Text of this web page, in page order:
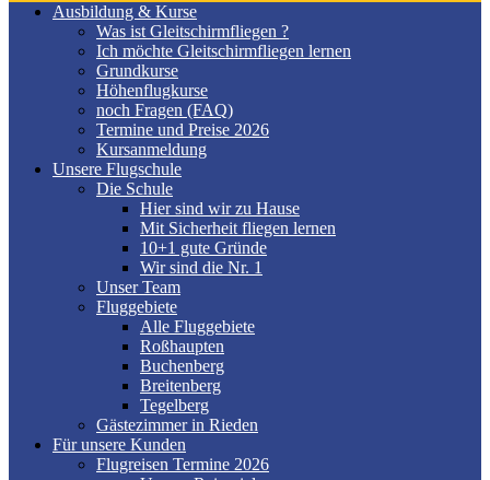
Ausbildung & Kurse
Was ist Gleitschirmfliegen ?
Ich möchte Gleitschirmfliegen lernen
Grundkurse
Höhenflugkurse
noch Fragen (FAQ)
Termine und Preise 2026
Kursanmeldung
Unsere Flugschule
Die Schule
Hier sind wir zu Hause
Mit Sicherheit fliegen lernen
10+1 gute Gründe
Wir sind die Nr. 1
Unser Team
Fluggebiete
Alle Fluggebiete
Roßhaupten
Buchenberg
Breitenberg
Tegelberg
Gästezimmer in Rieden
Für unsere Kunden
Flugreisen Termine 2026